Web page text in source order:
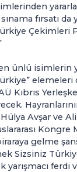
fırsatı da
Çekimleri
ünlü isimlerin
Kıbrıs
Avşar ve
Kongre
gelme
Sizsiniz
ferdi